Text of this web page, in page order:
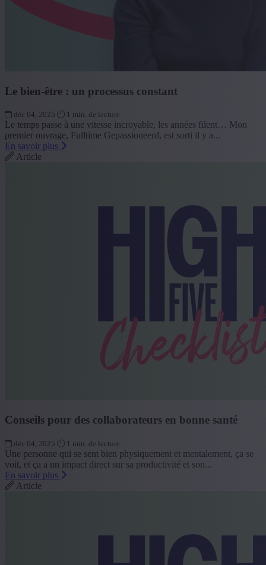
Le bien-être : un processus constant
déc 04, 2025 1 min. de lecture
Le temps passe à une vitesse incroyable, les années filent… Mon
premier ouvrage, Fulltime Gepassioneerd, est sorti il y a...
En savoir plus
Article
Conseils pour des collaborateurs en bonne santé
déc 04, 2025 1 min. de lecture
Une personne qui se sent bien physiquement et mentalement, ça se
voit, et ça a un impact direct sur sa productivité et son...
En savoir plus
Article